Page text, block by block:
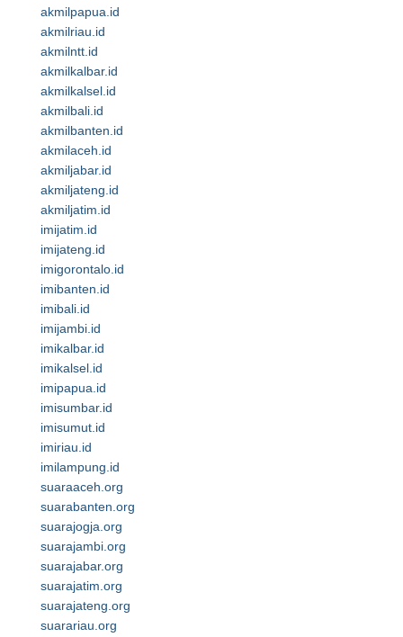
akmilpapua.id
akmilriau.id
akmilntt.id
akmilkalbar.id
akmilkalsel.id
akmilbali.id
akmilbanten.id
akmilaceh.id
akmiljabar.id
akmiljateng.id
akmiljatim.id
imijatim.id
imijateng.id
imigorontalo.id
imibanten.id
imibali.id
imijambi.id
imikalbar.id
imikalsel.id
imipapua.id
imisumbar.id
imisumut.id
imiriau.id
imilampung.id
suaraaceh.org
suarabanten.org
suarajogja.org
suarajambi.org
suarajabar.org
suarajatim.org
suarajateng.org
suarariau.org